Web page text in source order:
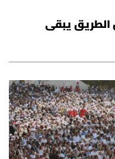
الطريق يبقى